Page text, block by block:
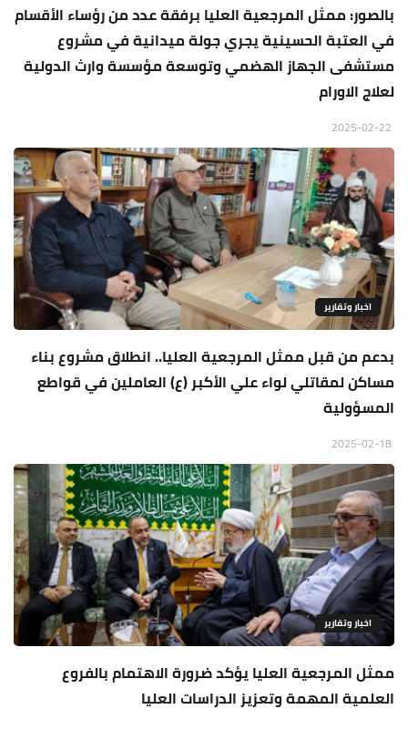
بالصور: ممثل المرجعية العليا برفقة عدد من رؤساء الأقسام
في العتبة الحسينية يجري جولة ميدانية في مشروع
مستشفى الجهاز الهضمي وتوسعة مؤسسة وارث الدولية
لعلاج الاورام
اخبار وتقارير
بدعم من قبل ممثل المرجعية العليا.. انطلاق مشروع بناء
مساكن لمقاتلي لواء علي الأكبر (ع) العاملين في قواطع
المسؤولية
اخبار وتقارير
ممثل المرجعية العليا يؤكد ضرورة الاهتمام بالفروع
العلمية المهمة وتعزيز الدراسات العليا